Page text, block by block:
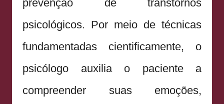
prevenção de transtornos
psicológicos. Por meio de técnicas
fundamentadas cientificamente, o
psicólogo auxilia o paciente a
compreender suas emoções,